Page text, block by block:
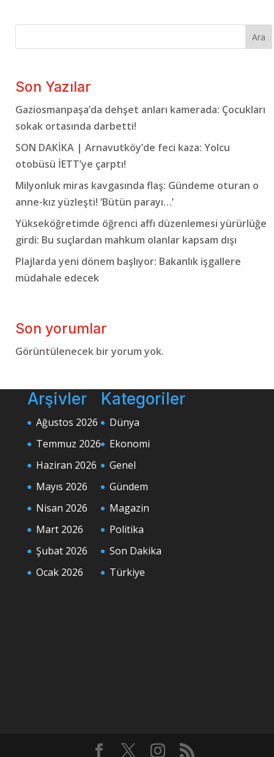
Ara
Son Yazılar
Gaziosmanpaşa’da dehşet anları kamerada: Çocukları
sokak ortasında darbetti!
SON DAKİKA | Arnavutköy’de feci kaza: Yolcu
otobüsü İETT’ye çarptı!
Milyonluk miras kavgasında flaş: Gündeme oturan o
anne-kız yüzleşti! ‘Bütün parayı…’
Yükseköğretimde öğrenci affı düzenlemesi yürürlüğe
girdi: Bu suçlardan mahkum olanlar kapsam dışı
Plajlarda yeni dönem başlıyor: Bakanlık işgallere
müdahale edecek
Son yorumlar
Görüntülenecek bir yorum yok.
Arşivler
Ağustos 2026
Temmuz 2026
Haziran 2026
Mayıs 2026
Nisan 2026
Mart 2026
Şubat 2026
Ocak 2026
Kategoriler
Dünya
Ekonomi
Genel
Gündem
Magazin
Politika
Son Dakika
Türkiye